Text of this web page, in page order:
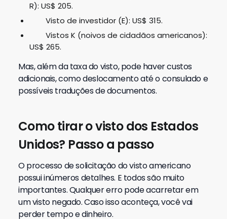
R): US$ 205.
Visto de investidor (E): US$ 315.
Vistos K (noivos de cidadãos americanos):
US$ 265.
Mas, além da taxa do visto, pode haver custos
adicionais, como deslocamento até o consulado e
possíveis traduções de documentos.
Como tirar o visto dos Estados
Unidos? Passo a passo
O processo de solicitação do visto americano
possui inúmeros detalhes. E todos são muito
importantes.Qualquer erro pode acarretar em
um visto negado. Caso isso aconteça, você vai
perder tempo e dinheiro.